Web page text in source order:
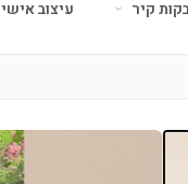
קיר עיצוב אישי